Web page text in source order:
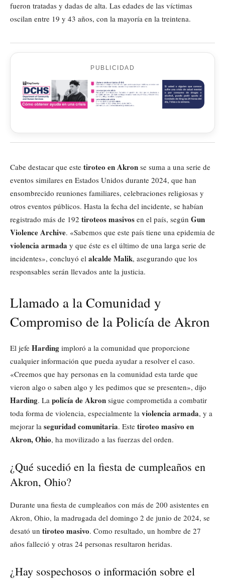
fueron tratadas y dadas de alta. Las edades de las víctimas
oscilan entre 19 y 43 años, con la mayoría en la treintena.
PUBLICIDAD
Cabe destacar que este tiroteo en Akron se suma a una serie de
eventos similares en Estados Unidos durante 2024, que han
ensombrecido reuniones familiares, celebraciones religiosas y
otros eventos públicos. Hasta la fecha del incidente, se habían
registrado más de 192 tiroteos masivos en el país, según Gun
Violence Archive. «Sabemos que este país tiene una epidemia de
violencia armada y que éste es el último de una larga serie de
incidentes», concluyó el alcalde Malik, asegurando que los
responsables serán llevados ante la justicia.
Llamado a la Comunidad y
Compromiso de la Policía de Akron
El jefe Harding imploró a la comunidad que proporcione
cualquier información que pueda ayudar a resolver el caso.
«Creemos que hay personas en la comunidad esta tarde que
vieron algo o saben algo y les pedimos que se presenten», dijo
Harding. La policía de Akron sigue comprometida a combatir
toda forma de violencia, especialmente la violencia armada, y a
mejorar la seguridad comunitaria. Este tiroteo masivo en
Akron, Ohio, ha movilizado a las fuerzas del orden.
¿Qué sucedió en la fiesta de cumpleaños en
Akron, Ohio?
Durante una fiesta de cumpleaños con más de 200 asistentes en
Akron, Ohio, la madrugada del domingo 2 de junio de 2024, se
desató un tiroteo masivo. Como resultado, un hombre de 27
años falleció y otras 24 personas resultaron heridas.
¿Hay sospechosos o información sobre el